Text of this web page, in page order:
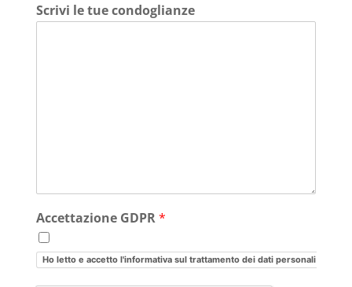
Scrivi le tue condoglianze
Accettazione GDPR*
Ho letto e accetto l'informativa sul trattamento dei dati personali